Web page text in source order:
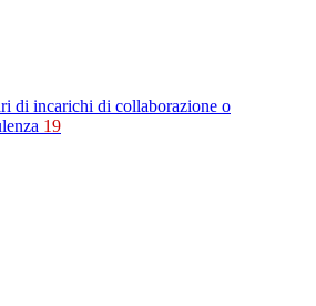
di incarichi di collaborazione o
19